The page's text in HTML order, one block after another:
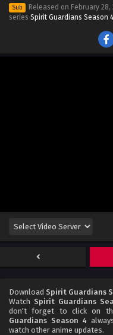
Sub Released on February 28,
series Spirit Guardians Season 4
Download Spirit Guardians
Watch Spirit Guardians
don't forget to click on
Guardians Season 4
watch other anime updates.